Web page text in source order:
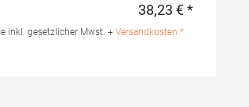
Saum
Regulärer
38,23 € *
inkl. gesetzlicher Mwst. + Versandkosten *